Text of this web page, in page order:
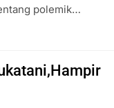
polemik…